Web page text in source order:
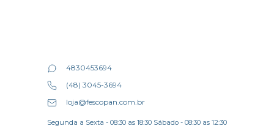
4830453694
(48) 3045-3694
loja@fescopan.com.br
Segunda a Sexta - 08:30 as 18:30 Sábado - 08:30 as 12:30